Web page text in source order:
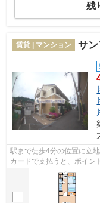
残
賃貸 | マンション サン
駅まで徒歩4分の位置に立
カードで支払うと、ポイン
が2駅利用可物件のメリッ